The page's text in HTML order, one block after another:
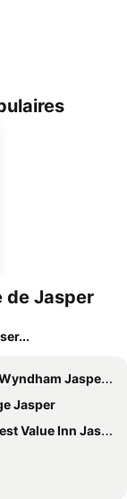
de Jasper
Jasper TX
Jasper
Value Inn Jasper